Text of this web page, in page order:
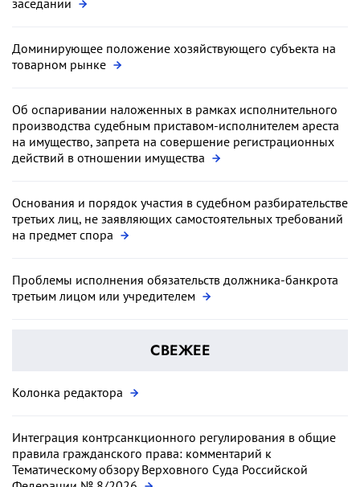
Доминирующее положение хозяйствующего субъекта на
товарном рынке
Об оспаривании наложенных в рамках исполнительного
производства судебным приставом-исполнителем ареста
на имущество, запрета на совершение регистрационных
действий в отношении имущества
Основания и порядок участия в судебном разбирательстве
третьих лиц, не заявляющих самостоятельных требований
на предмет спора
Проблемы исполнения обязательств должника-банкрота
третьим лицом или учредителем
СВЕЖЕЕ
Колонка редактора
Интеграция контрсанкционного регулирования в общие
правила гражданского права: комментарий к
Тематическому обзору Верховного Суда Российской